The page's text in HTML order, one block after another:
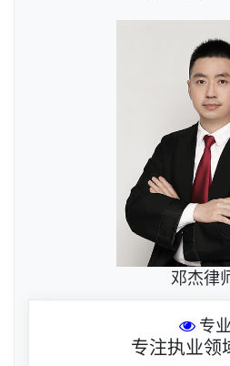
邓杰律
专业
专注执业领